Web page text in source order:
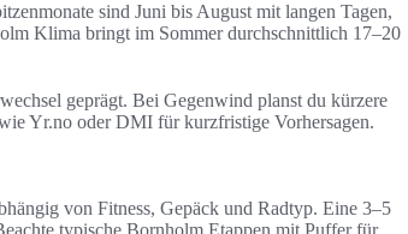
sind Juni bis August mit langen Tagen,
Klima bringt im Sommer durchschnittlich 17–20
geprägt. Bei Gegenwind planst du kürzere
Yr.no oder DMI für kurzfristige Vorhersagen.
von Fitness, Gepäck und Radtyp. Eine 3–5
typische Bornholm Etappen mit Puffer für